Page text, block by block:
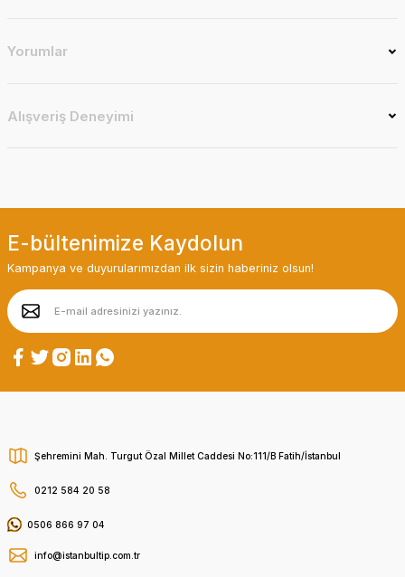
Yorumlar
Alışveriş Deneyimi
E-bültenimize Kaydolun
Kampanya ve duyurularımızdan ilk sizin haberiniz olsun!
Şehremini Mah. Turgut Özal Millet Caddesi No:111/B Fatih/İstanbul
0212 584 20 58
0506 866 97 04
info@istanbultip.com.tr